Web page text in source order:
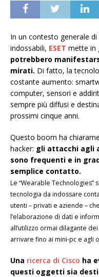
In un contesto generale
indossabili, ESET mette in
potrebbero
mirati. Di fatto, la
costante aumento:
computer, sensori e
sempre più diffusi e
prossimi cinque anni.
Questo boom ha
hacker: gli attacchi agli
sono frequenti e in
semplice contatto.
Le “Wearable Technologies”
tecnologia da indossare
utenti – privati e aziende –
l’elaborazione di dati e
all’utilizzo ormai dilagante
arrivare fino ai mini-pc e agli
Una ricerca di Cisco ha
questi oggetti sia